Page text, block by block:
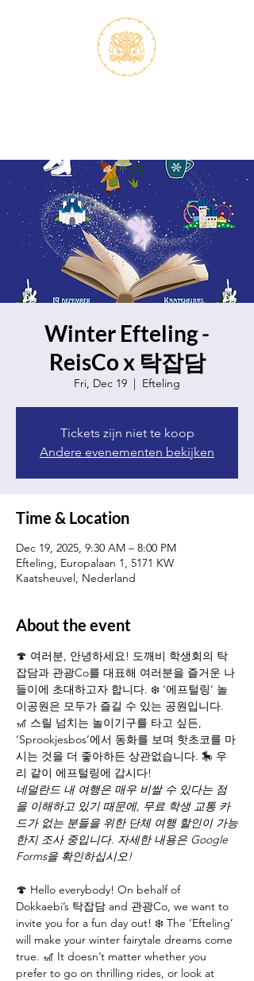
Winter Efteling -
ReisCo x 탁잡담
Fri, Dec 19
  |
Efteling
Tickets zijn niet te koop
Andere evenementen bekijken
Time & Location
Dec 19, 2025, 9:30 AM – 8:00 PM
Efteling, Europalaan 1, 5171 KW
Kaatsheuvel, Nederland
About the event
🍄 여러분, 안녕하세요! 도깨비 학생회의 탁
잡담과 관광Co를 대표해 여러분을 즐거운 나
들이에 초대하고자 합니다. ❄️ ‘에프털링’ 놀
이공원은 모두가 즐길 수 있는 공원입니다.
🎢 스릴 넘치는 놀이기구를 타고 싶든,
‘Sprookjesbos’에서 동화를 보며 핫초코를 마
시는 것을 더 좋아하든 상관없습니다. 🎠 우
리 같이 에프털링에 갑시다!
네덜란드 내 여행은 매우 비쌀 수 있다는 점
을 이해하고 있기 때문에, 무료 학생 교통 카
드가 없는 분들을 위한 단체 여행 할인이 가능
한지 조사 중입니다. 자세한 내용은 Google
Forms을 확인하십시오!
🍄 Hello everybody! On behalf of
Dokkaebi’s 탁잡담 and 관광Co, we want to
invite you for a fun day out! ❄️ The ‘Efteling’
will make your winter fairytale dreams come
true. 🎢 It doesn’t matter whether you
prefer to go on thrilling rides, or look at